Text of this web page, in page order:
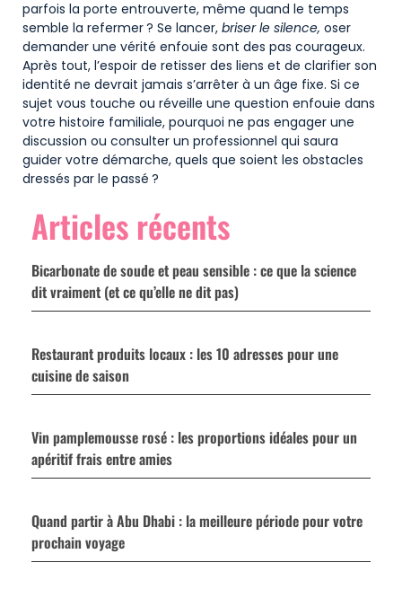
parfois la porte entrouverte, même quand le temps
semble la refermer ? Se lancer, briser le silence, oser
demander une vérité enfouie sont des pas courageux.
Après tout, l’espoir de retisser des liens et de clarifier son
identité ne devrait jamais s’arrêter à un âge fixe. Si ce
sujet vous touche ou réveille une question enfouie dans
votre histoire familiale, pourquoi ne pas engager une
discussion ou consulter un professionnel qui saura
guider votre démarche, quels que soient les obstacles
dressés par le passé ?
Articles récents
Bicarbonate de soude et peau sensible : ce que la science
dit vraiment (et ce qu’elle ne dit pas)
Restaurant produits locaux : les 10 adresses pour une
cuisine de saison
Vin pamplemousse rosé : les proportions idéales pour un
apéritif frais entre amies
Quand partir à Abu Dhabi : la meilleure période pour votre
prochain voyage